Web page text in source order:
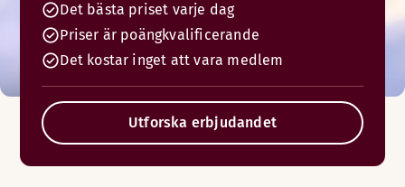
Det bästa priset varje dag
Priser är poängkvalificerande
Det kostar inget att vara medlem
Utforska erbjudandet